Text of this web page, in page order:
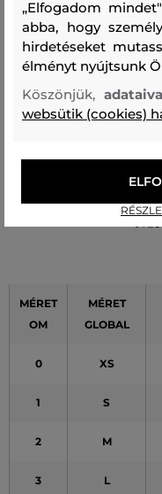
amit viselek
A méret megegyezik az
szokásosan viselt mérettel
amit általában viselek
MÉRET
OM
MÉRET
GLOBAL
0 XS
1 S
2 M
3 L
„Elfogadom
abba, hogy
hirdetéseket
élményt nyújtsunk
Köszönjük,
websütik (cookies)